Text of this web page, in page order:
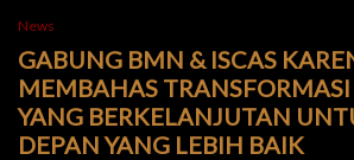
News
GABUNG BMN & ISCAS
MEMBAHAS
YANG BERKELANJUTAN
DEPAN YANG LEBIH BAIK